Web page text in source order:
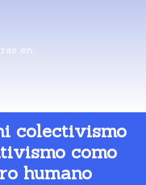
en:
colectivismo
como
humano